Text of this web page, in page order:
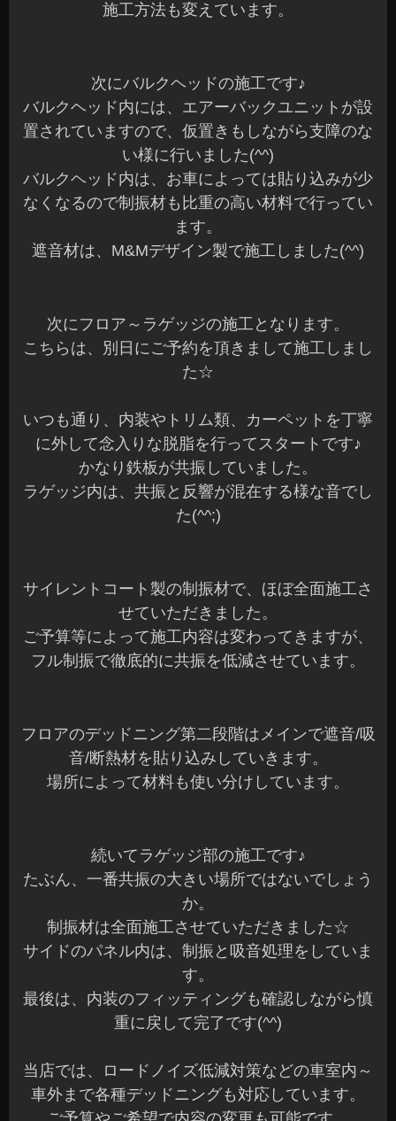
施工方法も変えています。
次にバルクヘッドの施工です♪
バルクヘッド内には、エアーバックユニットが設
置されていますので、仮置きもしながら支障のな
い様に行いました(^^)
バルクヘッド内は、お車によっては貼り込みが少
なくなるので制振材も比重の高い材料で行ってい
ます。
遮音材は、M&Mデザイン製で施工しました(^^)
次にフロア～ラゲッジの施工となります。
こちらは、別日にご予約を頂きまして施工しまし
た☆
いつも通り、内装やトリム類、カーペットを丁寧
に外して念入りな脱脂を行ってスタートです♪
かなり鉄板が共振していました。
ラゲッジ内は、共振と反響が混在する様な音でし
た(^^;)
サイレントコート製の制振材で、ほぼ全面施工さ
せていただきました。
ご予算等によって施工内容は変わってきますが、
フル制振で徹底的に共振を低減させています。
フロアのデッドニング第二段階はメインで遮音/吸
音/断熱材を貼り込みしていきます。
場所によって材料も使い分けしています。
続いてラゲッジ部の施工です♪
たぶん、一番共振の大きい場所ではないでしょう
か。
制振材は全面施工させていただきました☆
サイドのパネル内は、制振と吸音処理をしていま
す。
最後は、内装のフィッティングも確認しながら慎
重に戻して完了です(^^)
当店では、ロードノイズ低減対策などの車室内～
車外まで各種デッドニングも対応しています。